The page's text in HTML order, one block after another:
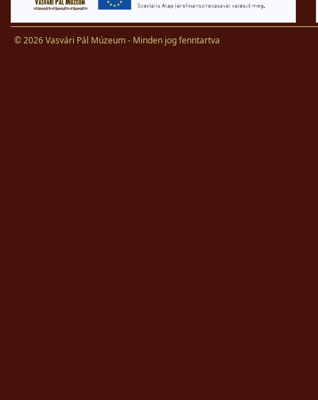
© 2026 Vasvári Pál Múzeum - Minden jog fenntartva